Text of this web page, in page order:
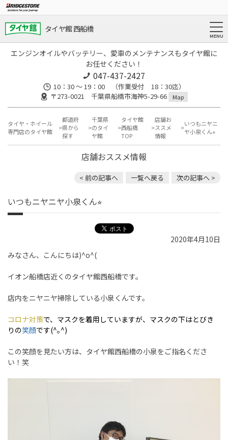
タイヤ館 西船橋
エンジンオイルやバッテリー、愛車のメンテナンスもタイヤ館に
お任せください！
047-437-2427
10：30 ～ 19：00 （作業受付 18：30迄）
〒273-0021 千葉県船橋市海神5-29-66
Map
タイヤ・ホイール
専門店のタイヤ館
都道府
県から
探す
千葉県
のタイ
ヤ館
タイヤ館
西船橋
TOP
店舗お
ススメ
情報
いつもニヤニ
ヤ小泉くん⭐︎
店舗おススメ情報
< 前の記事へ 一覧へ戻る 次の記事へ >
いつもニヤニヤ小泉くん⭐︎
2020年4月10日
みなさん、こんにちは)^o^(
イオン船橋店近くのタイヤ館西船橋です。
店内をニヤニヤ掃除している小泉くんです。
コロナ対策で、マスクを着用していますが、マスクの下はとびき
りの笑顔です(^｡^)
この笑顔を見たい方は、タイヤ館西船橋の小泉をご指名くださ
い！笑